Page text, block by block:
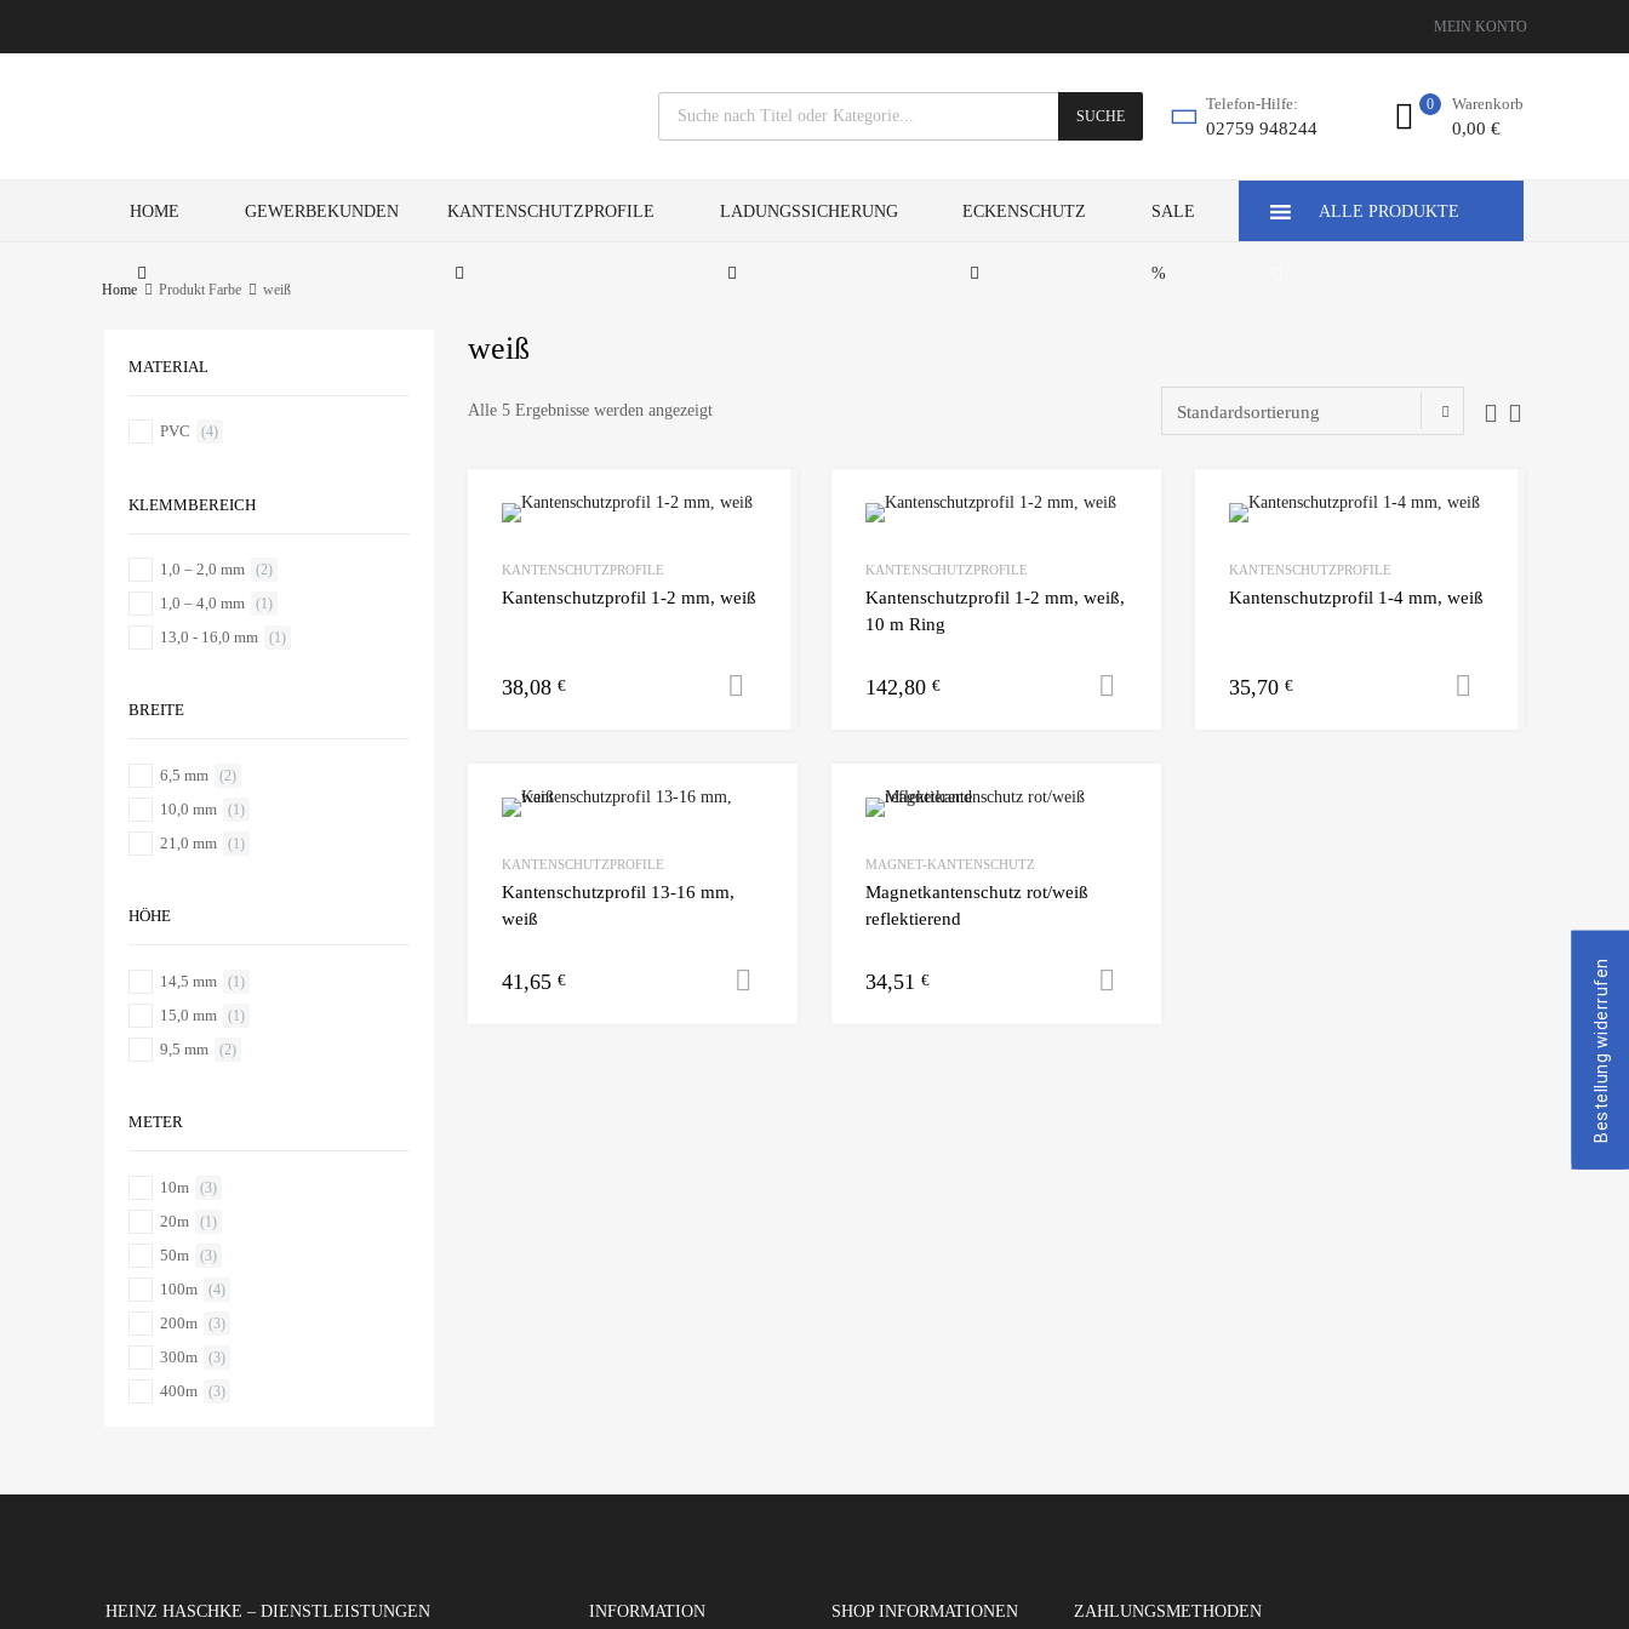
MEIN KONTO
SUCHE
Telefon-Hilfe:
02759 948244
Warenkorb
0,00 €
0
HOME GEWERBEKUNDEN KANTENSCHUTZPROFILE LADUNGSSICHERUNG ECKENSCHUTZ SALE
%
ALLE PRODUKTE
Home Produkt Farbe weiß
weiß
Alle 5 Ergebnisse werden angezeigt
KANTENSCHUTZPROFILE
Kantenschutzprofil 1-2 mm, weiß
38,08 € Ausführung wählen
KANTENSCHUTZPROFILE
Kantenschutzprofil 1-2 mm, weiß,
10 m Ring
142,80 € Ausführung wählen
KANTENSCHUTZPROFILE
Kantenschutzprofil 1-4 mm, weiß
35,70 €
KANTENSCHUTZPROFILE
Kantenschutzprofil 13-16 mm,
weiß
41,65 € Ausführung wählen
MAGNET-KANTENSCHUTZ
Magnetkantenschutz rot/weiß
reflektierend
34,51 €
MATERIAL
PVC (4)
KLEMMBEREICH
1,0 – 2,0 mm (2)
1,0 – 4,0 mm (1)
13,0 - 16,0 mm (1)
BREITE
6,5 mm (2)
10,0 mm (1)
21,0 mm (1)
HÖHE
14,5 mm (1)
15,0 mm (1)
9,5 mm (2)
METER
10m (3)
20m (1)
50m (3)
100m (4)
200m (3)
300m (3)
400m (3)
HEINZ HASCHKE – DIENSTLEISTUNGEN INFORMATION SHOP INFORMATIONEN ZAHLUNGSMETHODEN
Bestellung widerrufen